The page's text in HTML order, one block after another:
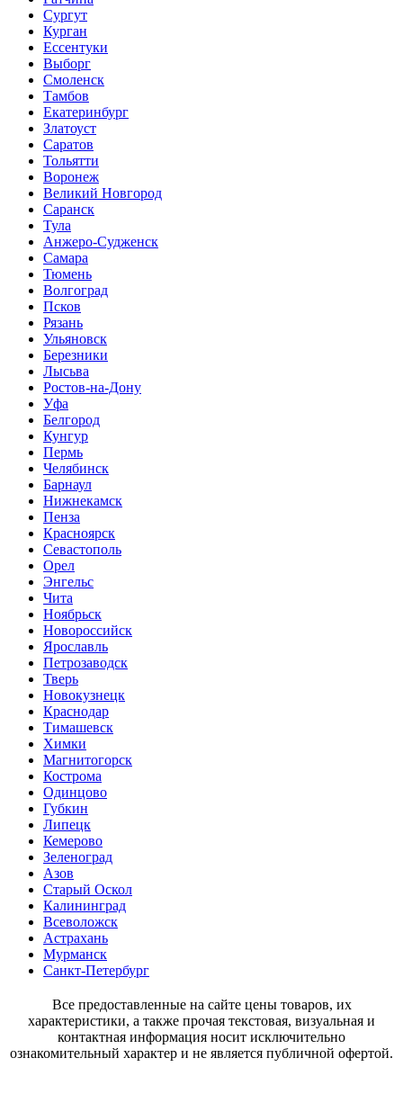
Сургут
Курган
Ессентуки
Выборг
Смоленск
Тамбов
Екатеринбург
Златоуст
Саратов
Тольятти
Воронеж
Великий Новгород
Саранск
Тула
Анжеро-Судженск
Самара
Тюмень
Волгоград
Псков
Рязань
Ульяновск
Березники
Лысьва
Ростов-на-Дону
Уфа
Белгород
Кунгур
Пермь
Челябинск
Барнаул
Нижнекамск
Пенза
Красноярск
Севастополь
Орел
Энгельс
Чита
Ноябрьск
Новороссийск
Ярославль
Петрозаводск
Тверь
Новокузнецк
Краснодар
Тимашевск
Химки
Магнитогорск
Кострома
Одинцово
Губкин
Липецк
Кемерово
Зеленоград
Азов
Старый Оскол
Калининград
Всеволожск
Астрахань
Мурманск
Санкт-Петербург
Все предоставленные на сайте цены товаров, их
характеристики, а также прочая текстовая, визуальная и
контактная информация носит исключительно
ознакомительный характер и не является публичной офертой.